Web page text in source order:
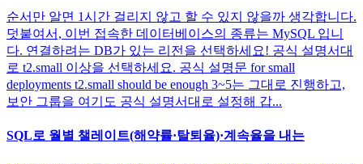
순서만 알면 1시간 걸리지 않고 할 수 있지 않을까 생각합니다.
덧붙여서, 이번 접속한 데이터베이스의 종류는 MySQL 입니
다. 연결하려는 DB가 있는 리전을 선택하세요! 공식 설명서대
로 t2.small 이상을 선택하세요. 공식 설명문 for small
deployments t2.small should be enough 3~5는 그대로 진행하고,
보안 그룹을 여기도 공식 설명서대로 설정해 갑...
SQL로 월별 챌레이트(해약률·탈퇴율)·계속율을 내는